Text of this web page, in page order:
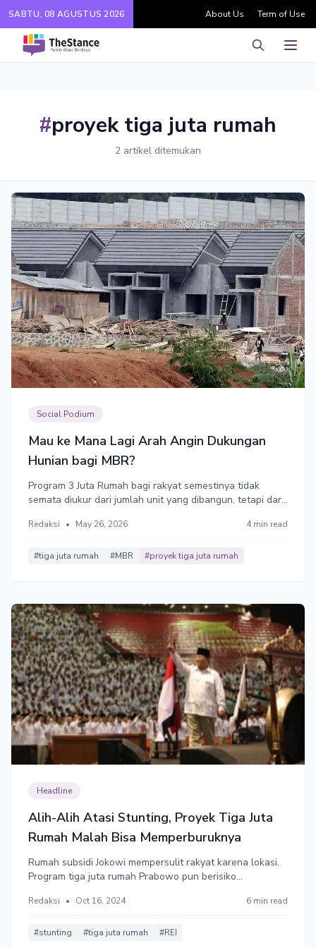
SABTU, 08 AGUSTUS 2026 About Us Term of Use
Pencarian
#proyek tiga juta rumah
2 artikel ditemukan
Social Podium
Mau ke Mana Lagi Arah Angin Dukungan
Hunian bagi MBR?
Program 3 Juta Rumah bagi rakyat semestinya tidak
semata diukur dari jumlah unit yang dibangun, tetapi dari
hunian melalui berbagai instrumen.
Redaksi • May 26, 2026 4 min read
#tiga juta rumah #MBR #proyek tiga juta rumah
Headline
Alih-Alih Atasi Stunting, Proyek Tiga Juta
Rumah Malah Bisa Memperburuknya
Rumah subsidi Jokowi mempersulit rakyat karena lokasi.
Program tiga juta rumah Prabowo pun berisiko
Redaksi • Oct 16, 2024 6 min read
#stunting #tiga juta rumah #REI